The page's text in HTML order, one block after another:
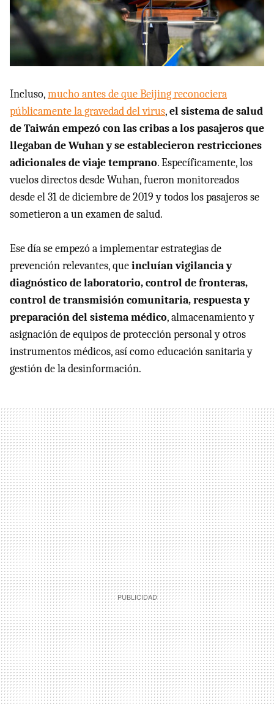
Incluso,mucho antes de que Beijing reconociera
públicamente la gravedad del virus,el sistema de salud
de Taiwán empezó con las cribas a los pasajeros que
llegaban de Wuhan y se establecieron restricciones
adicionales de viaje temprano. Específicamente, los
vuelos directos desde Wuhan, fueron monitoreados
desde el 31 de diciembre de 2019 y todos los pasajeros se
sometieron a un examen de salud.
Ese día se empezó a implementar estrategias de
prevención relevantes, queincluían vigilancia y
diagnóstico de laboratorio, control de fronteras,
control de transmisión comunitaria, respuesta y
preparación del sistema médico, almacenamiento y
asignación de equipos de protección personal y otros
instrumentos médicos, así como educación sanitaria y
gestión de la desinformación.